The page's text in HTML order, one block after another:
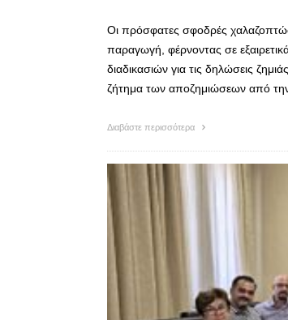
Οι πρόσφατες σφοδρές
παραγωγή, φέρνοντας σε
διαδικασιών για τις δηλώσεις
ζήτημα των αποζημιώσεων από
Διαβάστε περισσότερα